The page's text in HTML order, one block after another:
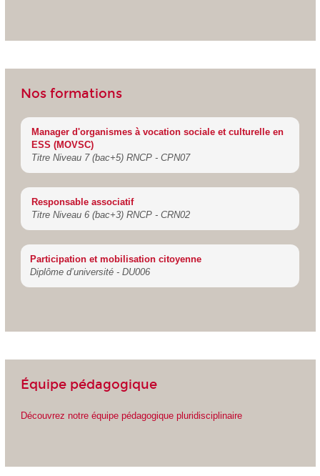
Nos formations
Manager d'organismes à vocation sociale et culturelle en
ESS (MOVSC)
Titre Niveau 7 (bac+5) RNCP - CPN07
Responsable associatif
Titre Niveau 6 (bac+3) RNCP - CRN02
Participation et mobilisation citoyenne
Diplôme d’université - DU006
Équipe pédagogique
Découvrez notre équipe pédagogique pluridisciplinaire